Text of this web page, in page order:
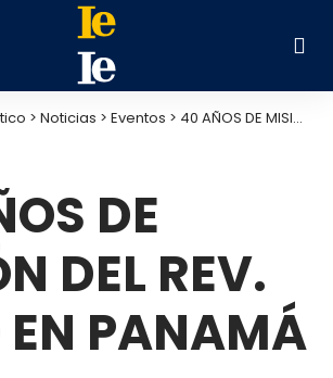
> Noticias > Eventos > 40 AÑOS DE MISIÓN DEL REV. SOTO EN PANAMÁ
DE
DEL REV.
EN PANAMÁ